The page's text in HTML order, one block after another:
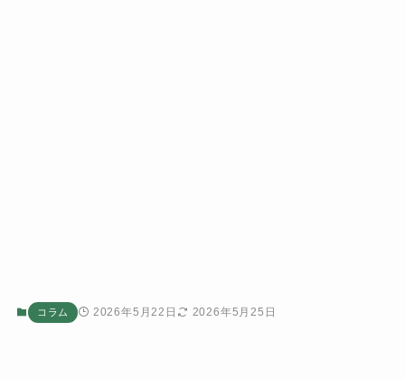
コラム 2026年5月22日 2026年5月25日